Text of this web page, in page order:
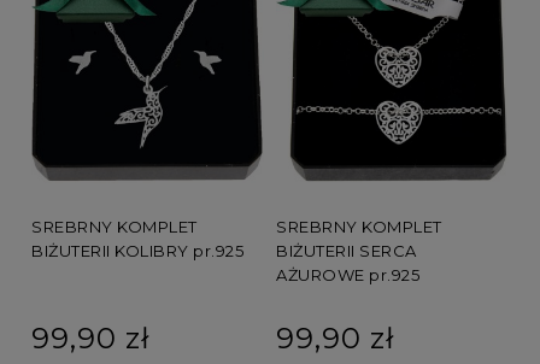
SREBRNY KOMPLET
BIŻUTERII KOLIBRY pr.925
99,90 zł
SREBRNY KOMPLET
BIŻUTERII SERCA
AŻUROWE pr.925
99,90 zł